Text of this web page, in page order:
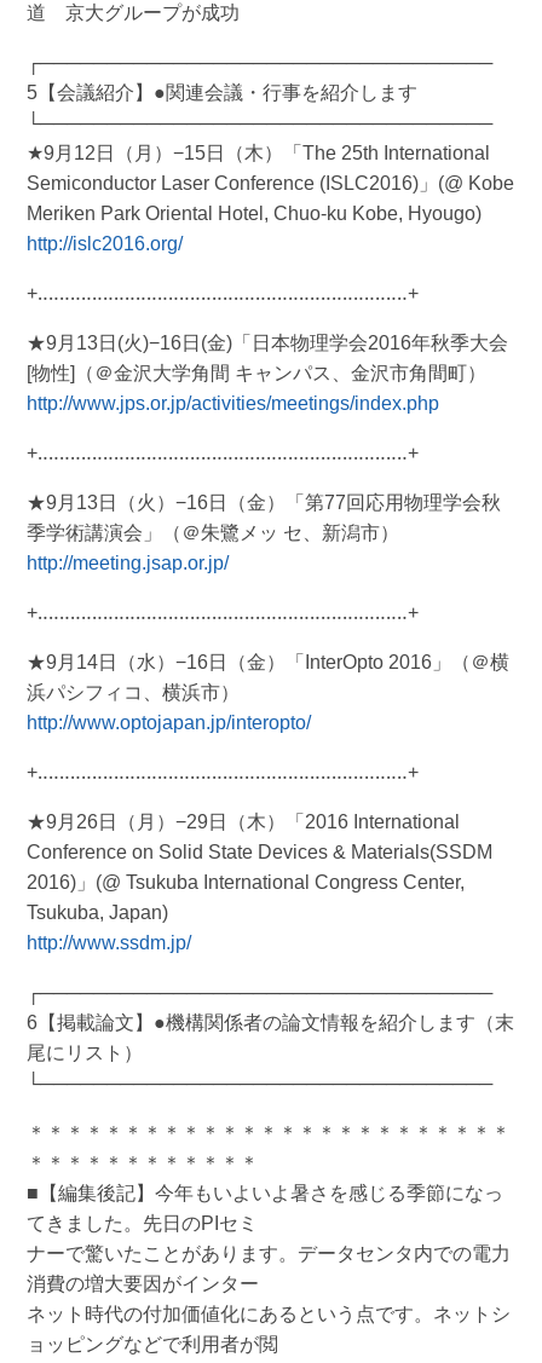
道 京大グループが成功
┌──────────────────────────────────
5【会議紹介】●関連会議・行事を紹介します
└──────────────────────────────────
★9月12日（月）−15日（木）「The 25th International
Semiconductor Laser Conference (ISLC2016)」(@ Kobe
Meriken Park Oriental Hotel, Chuo-ku Kobe, Hyougo)
http://islc2016.org/
+‥‥‥‥‥‥‥‥‥‥‥‥‥‥‥‥‥‥‥‥‥‥‥‥‥‥‥‥‥‥‥‥‥‥+
★9月13日(火)−16日(金)「日本物理学会2016年秋季大会
[物性]（＠金沢大学角間 キャンパス、金沢市角間町）
http://www.jps.or.jp/activities/meetings/index.php
+‥‥‥‥‥‥‥‥‥‥‥‥‥‥‥‥‥‥‥‥‥‥‥‥‥‥‥‥‥‥‥‥‥‥+
★9月13日（火）−16日（金）「第77回応用物理学会秋
季学術講演会」（＠朱鷺メッ セ、新潟市）
http://meeting.jsap.or.jp/
+‥‥‥‥‥‥‥‥‥‥‥‥‥‥‥‥‥‥‥‥‥‥‥‥‥‥‥‥‥‥‥‥‥‥+
★9月14日（水）−16日（金）「InterOpto 2016」（＠横
浜パシフィコ、横浜市）
http://www.optojapan.jp/interopto/
+‥‥‥‥‥‥‥‥‥‥‥‥‥‥‥‥‥‥‥‥‥‥‥‥‥‥‥‥‥‥‥‥‥‥+
★9月26日（月）−29日（木）「2016 International
Conference on Solid State Devices & Materials(SSDM
2016)」(@ Tsukuba International Congress Center,
Tsukuba, Japan)
http://www.ssdm.jp/
┌──────────────────────────────────
6【掲載論文】●機構関係者の論文情報を紹介します（末
尾にリスト）
└──────────────────────────────────
＊＊＊＊＊＊＊＊＊＊＊＊＊＊＊＊＊＊＊＊＊＊＊＊＊
＊＊＊＊＊＊＊＊＊＊＊＊
■【編集後記】今年もいよいよ暑さを感じる季節になっ
てきました。先日のPIセミ
ナーで驚いたことがあります。データセンタ内での電力
消費の増大要因がインター
ネット時代の付加価値化にあるという点です。ネットシ
ョッピングなどで利用者が閲